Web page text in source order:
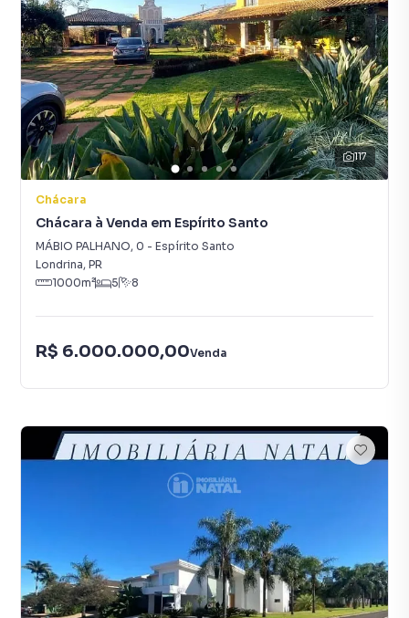
117
Chácara
Chácara à Venda em Espírito Santo
MÁBIO PALHANO, 0 - Espírito Santo
Londrina, PR
1000m² 5 8
R$ 6.000.000,00Venda